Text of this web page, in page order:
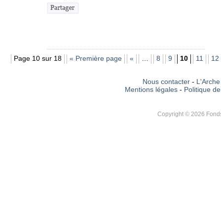
Page 10 sur 18 « Première page « 8 9 10 11 12
Nous contacter-
Mentions légales - Politique
Copyright © 2026